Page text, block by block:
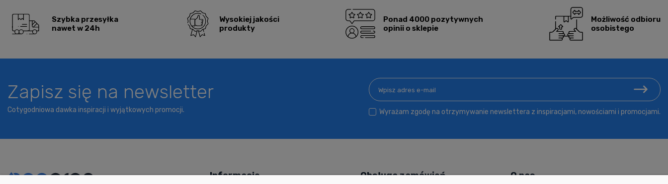
Szybka przesyłka
nawet w 24h
Wysokiej jakości
produkty
Ponad 4000 pozytywnych
opinii o sklepie
Możliwość odbioru
osobistego
Zapisz się na newsletter
Cotygodniowa dawka inspiracji i wyjątkowych promocji. Wyrażam zgodę na otrzymywanie newslettera z inspiracjami, nowościami i promocjami.
Informacje Obsługa zamówień O nas